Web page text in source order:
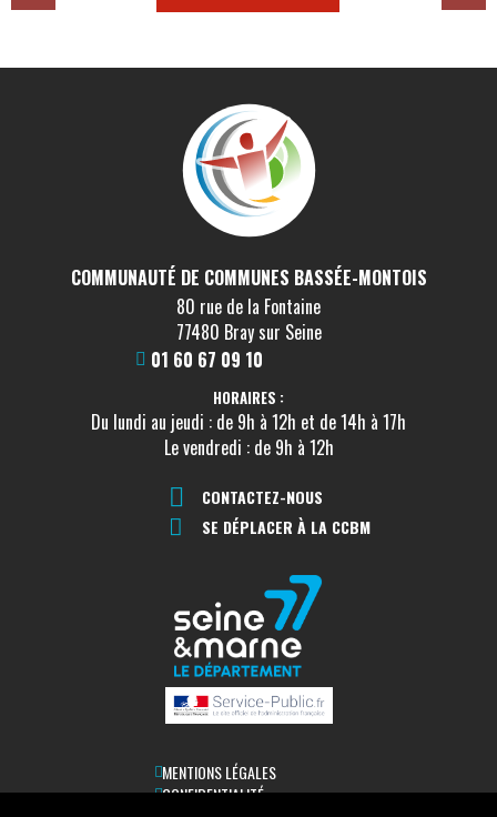
COMMUNAUTÉ DE COMMUNES BASSÉE-MONTOIS
80 rue de la Fontaine
77480 Bray sur Seine
01 60 67 09 10
HORAIRES :
Du lundi au jeudi : de 9h à 12h et de 14h à 17h
Le vendredi : de 9h à 12h
CONTACTEZ-NOUS
SE DÉPLACER À LA CCBM
MENTIONS LÉGALES
CONFIDENTIALITÉ